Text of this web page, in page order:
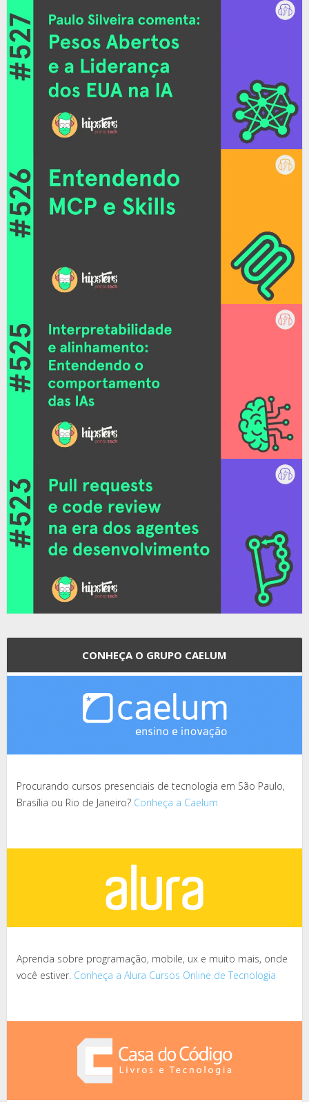
CONHEÇA O GRUPO CAELUM
Procurando cursos presenciais de tecnologia em São Paulo,
Brasília ou Rio de Janeiro? Conheça a Caelum
Aprenda sobre programação, mobile, ux e muito mais, onde
você estiver. Conheça a Alura Cursos Online de Tecnologia